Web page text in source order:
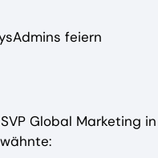
feiern
Global Marketing